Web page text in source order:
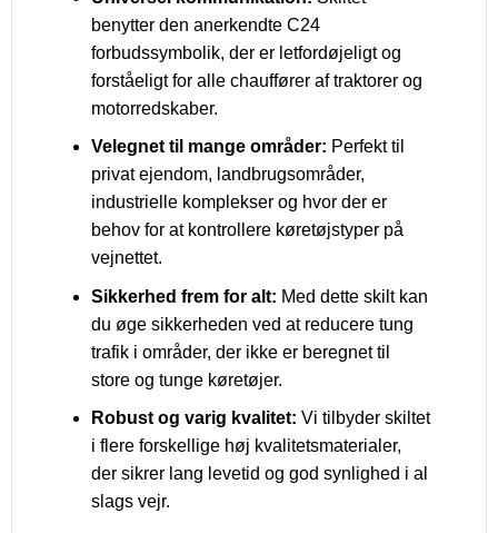
benytter den anerkendte C24
forbudssymbolik, der er letfordøjeligt og
forståeligt for alle chauffører af traktorer og
motorredskaber.
Velegnet til mange områder: Perfekt til
privat ejendom, landbrugsområder,
industrielle komplekser og hvor der er
behov for at kontrollere køretøjstyper på
vejnettet.
Sikkerhed frem for alt: Med dette skilt kan
du øge sikkerheden ved at reducere tung
trafik i områder, der ikke er beregnet til
store og tunge køretøjer.
Robust og varig kvalitet: Vi tilbyder skiltet
i flere forskellige høj kvalitetsmaterialer,
der sikrer lang levetid og god synlighed i al
slags vejr.